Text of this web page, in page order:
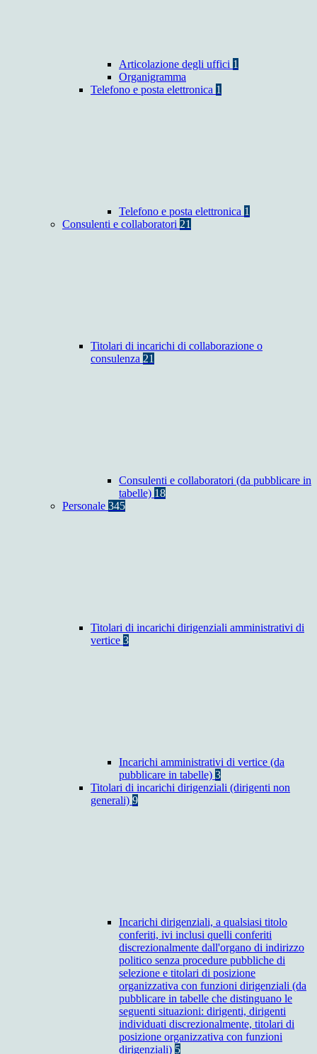
Articolazione degli uffici 1
Organigramma
Telefono e posta elettronica 1
Telefono e posta elettronica 1
Consulenti e collaboratori 21
Titolari di incarichi di collaborazione o
consulenza 21
Consulenti e collaboratori (da pubblicare in
tabelle) 18
Personale 345
Titolari di incarichi dirigenziali amministrativi di
vertice 3
Incarichi amministrativi di vertice (da
pubblicare in tabelle) 3
Titolari di incarichi dirigenziali (dirigenti non
generali) 9
Incarichi dirigenziali, a qualsiasi titolo
conferiti, ivi inclusi quelli conferiti
discrezionalmente dall'organo di indirizzo
politico senza procedure pubbliche di
selezione e titolari di posizione
organizzativa con funzioni dirigenziali (da
pubblicare in tabelle che distinguano le
seguenti situazioni: dirigenti, dirigenti
individuati discrezionalmente, titolari di
posizione organizzativa con funzioni
dirigenziali) 5